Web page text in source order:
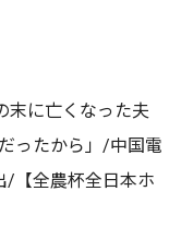
末に亡くなった夫
ったから」/中国電
/【全農杯全日本ホ